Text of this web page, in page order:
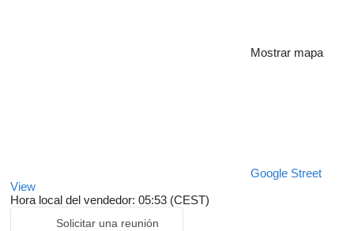
Mostrar mapa
Google Street
View
Hora local del vendedor: 05:53 (CEST)
Solicitar una reunión